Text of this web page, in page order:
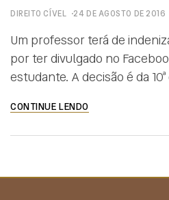
DIREITO CÍVEL 24 DE AGOSTO DE 2016
Um professor terá de
por ter divulgado no
estudante. A decisão é da
após sofrer ameaças do
possibilidade de reprová-lo
CONTINUE LENDO